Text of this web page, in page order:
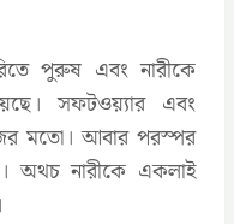
পুরুষ এবং নারীকে
সফটওয়্যার এবং
মতো। আবার পরস্পর
অথচ নারীকে একলাই